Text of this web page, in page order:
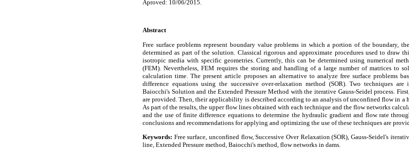
Aproved: 10/06/2015.
Abstract
Free surface problems represent boundary value problems in which a portion of the boundary,
determined as part of the solution. Classical rigorous and approximate procedures used to draw
isotropic media with specific geometries. Currently, this can be determined using numerical
(FEM). Nevertheless, FEM requires the storing and handling of a large number of matrices to
calculation time. The present article proposes an alternative to analyze free surface problems
difference equations using the successive over-relaxation method (SOR). Two techniques
Baiocchi's Solution and the Extended Pressure Method with the iterative Gauss-Seidel process.
are provided. Then, their applicability is described according to an analysis of unconfined flow in a
As part of the results, the upper flow lines obtained with each technique and the flow networks
and the use of finite difference equations to determine the hydraulic gradient and flow rate
conclusions and recommendations for applying and optimizing the use of these techniques are
Keywords: Free surface, unconfined flow, Successive Over Relaxation (SOR), Gauss-Seidel's
line, Extended Pressure method, Baiocchi's method, flow networks in dams.